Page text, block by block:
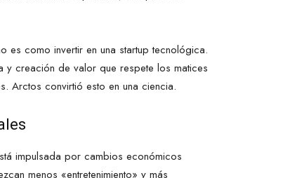
es como invertir en una startup tecnológica.
y creación de valor que respete los matices
Arctos convirtió esto en una ciencia.
impulsada por cambios económicos
menos «entretenimiento» y más